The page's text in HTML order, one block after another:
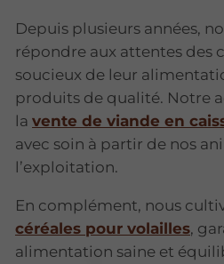
Depuis plusieurs années,
répondre aux attentes des
soucieux de leur
produits de qualité. Notre
la vente de viande en
avec soin à partir de nos
l’exploitation.
En complément, nous
céréales pour volailles,
alimentation saine et